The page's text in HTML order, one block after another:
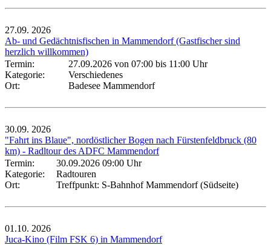
27.09. 2026
Ab- und Gedächtnisfischen in Mammendorf (Gastfischer sind
herzlich willkommen)
Termin:
27.09.2026 von 07:00 bis 11:00 Uhr
Kategorie:
Verschiedenes
Ort:
Badesee Mammendorf
30.09. 2026
"Fahrt ins Blaue", nordöstlicher Bogen nach Fürstenfeldbruck (80
km) - Radltour des ADFC Mammendorf
Termin:
30.09.2026 09:00 Uhr
Kategorie:
Radtouren
Ort:
Treffpunkt: S-Bahnhof Mammendorf (Südseite)
01.10. 2026
Juca-Kino (Film FSK 6) in Mammendorf